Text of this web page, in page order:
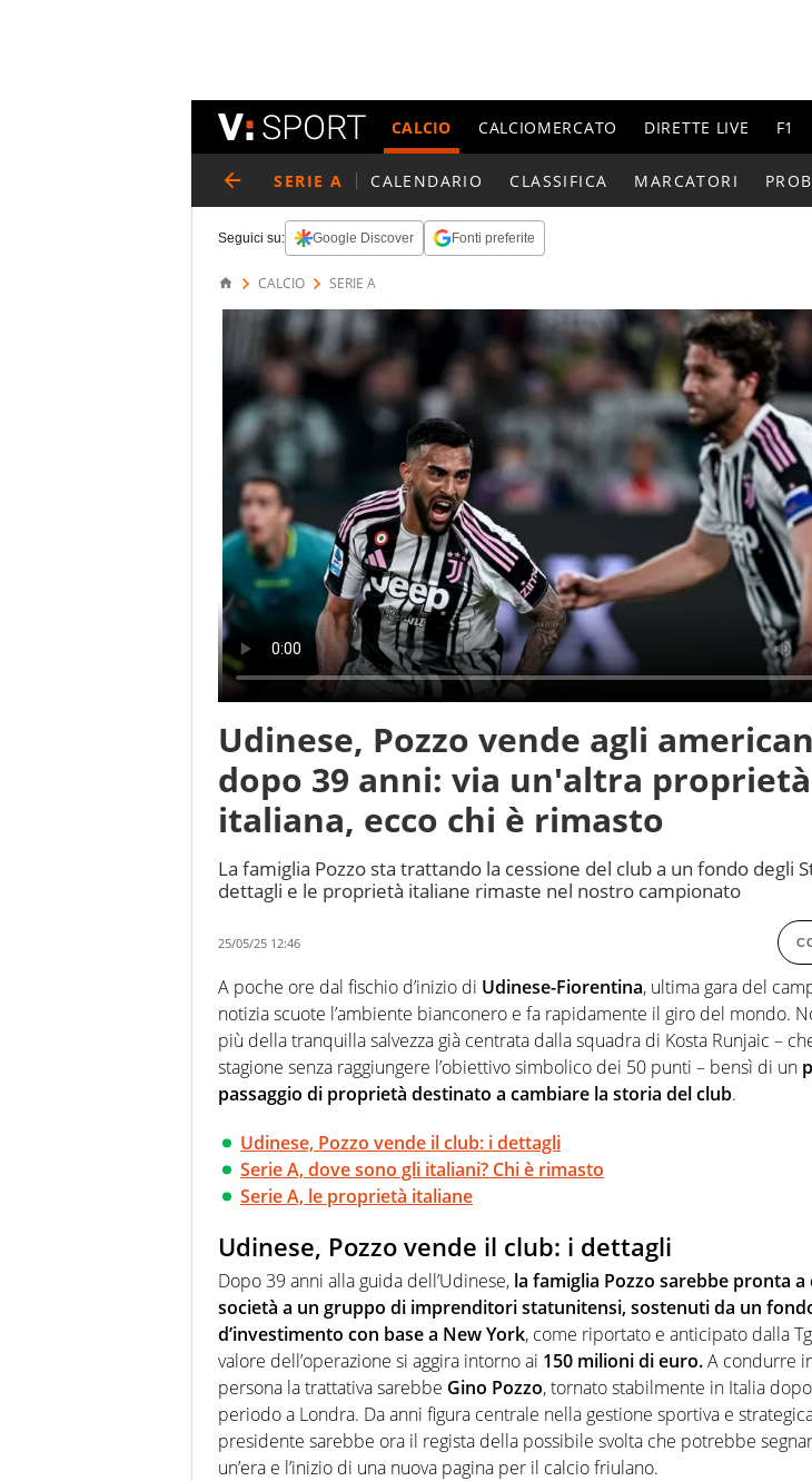
CALCIO CALCIOMERCATO DIRETTE LIVE F1
SERIE A CALENDARIO CLASSIFICA MARCATORI
Seguici su: Google Discover Fonti preferite
CALCIO SERIE A
Udinese, Pozzo vende agli
dopo 39 anni: via un'altra proprietà
italiana, ecco chi è rimasto
La famiglia Pozzo sta trattando la cessione del club a un fondo degli
dettagli e le proprietà italiane rimaste nel nostro campionato
25/05/25 12:46
A poche ore dal fischio d’inizio di Udinese-Fiorentina, ultima gara del
notizia scuote l’ambiente bianconero e fa rapidamente il giro del mondo.
più della tranquilla salvezza già centrata dalla squadra di Kosta Runjaic –
stagione senza raggiungere l’obiettivo simbolico dei 50 punti – bensì di un
passaggio di proprietà destinato a cambiare la storia del club.
Udinese, Pozzo vende il club: i dettagli
Serie A, dove sono gli italiani? Chi è rimasto
Serie A, le proprietà italiane
Udinese, Pozzo vende il club: i dettagli
Dopo 39 anni alla guida dell’Udinese, la famiglia Pozzo sarebbe pronta a
società a un gruppo di imprenditori statunitensi, sostenuti da un
d’investimento con base a New York, come riportato e anticipato dalla
valore dell’operazione si aggira intorno ai 150 milioni di euro.A condurre
persona la trattativa sarebbe Gino Pozzo, tornato stabilmente in Italia
periodo a Londra. Da anni figura centrale nella gestione sportiva e
presidente sarebbe ora il regista della possibile svolta che potrebbe
un’era e l’inizio di una nuova pagina per il calcio friulano.